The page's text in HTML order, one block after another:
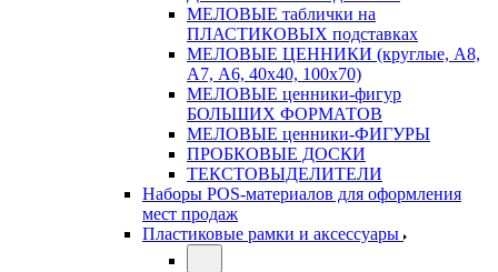
МЕЛОВЫЕ таблички на
ПЛАСТИКОВЫХ подставках
МЕЛОВЫЕ ЦЕННИКИ (круглые, А8,
А7, А6, 40х40, 100х70)
МЕЛОВЫЕ ценники-фигур
БОЛЬШИХ ФОРМАТОВ
МЕЛОВЫЕ ценники-ФИГУРЫ
ПРОБКОВЫЕ ДОСКИ
ТЕКСТОВЫДЕЛИТЕЛИ
Наборы POS-материалов для оформления
мест продаж
Пластиковые рамки и аксессуары